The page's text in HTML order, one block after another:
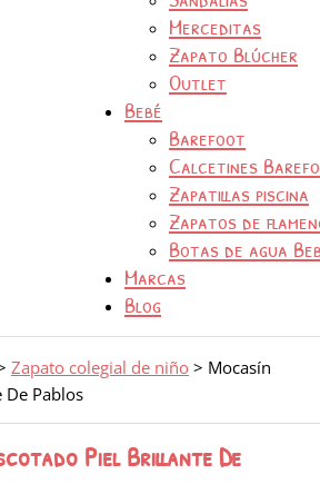
Merceditas
Zapato Blúcher
Outlet
Bebé
Barefoot
Calcetines
Zapatillas piscina
Zapatos de
Botas de agua
Marcas
Blog
Zapato colegial de niño > Mocasín
De Pablos
Piel Brillante De